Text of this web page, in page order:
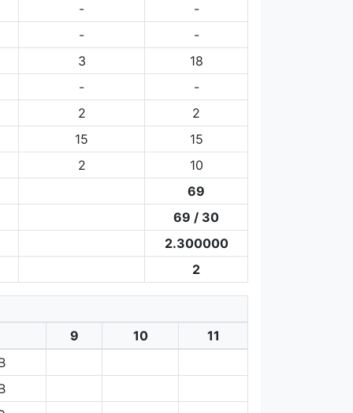
-
-
-
-
3
18
-
-
2
2
15
15
2
10
69
69 / 30
2.300000
2
9 10 11